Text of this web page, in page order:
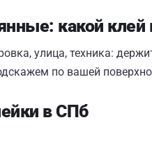
какой клей
улица, техника:
по вашей
в СПб